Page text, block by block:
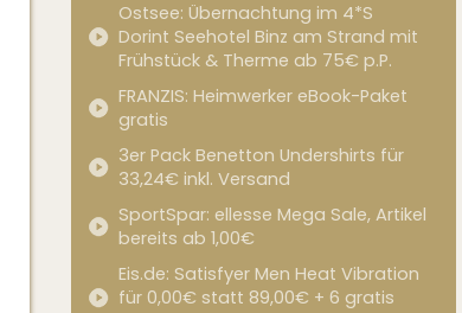
Ostsee: Übernachtung im 4*S
Dorint Seehotel Binz am Strand mit
Frühstück & Therme ab 75€ p.P.
FRANZIS: Heimwerker eBook-Paket
gratis
3er Pack Benetton Undershirts für
33,24€ inkl. Versand
SportSpar: ellesse Mega Sale, Artikel
bereits ab 1,00€
Eis.de: Satisfyer Men Heat Vibration
für 0,00€ statt 89,00€ + 6 gratis